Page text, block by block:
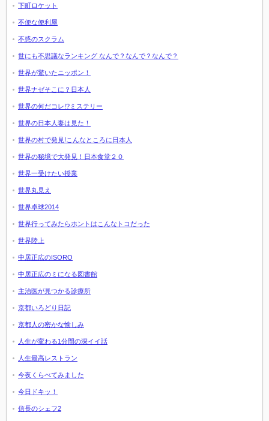
下町ロケット
不便な便利屋
不惑のスクラム
世にも不思議なランキング なんで？なんで？なんで？
世界が驚いたニッポン！
世界ナゼそこに？日本人
世界の何だコレ!?ミステリー
世界の日本人妻は見た！
世界の村で発見!こんなところに日本人
世界の秘境で大発見！日本食堂２０
世界一受けたい授業
世界丸見え
世界卓球2014
世界行ってみたらホントはこんなトコだった
世界陸上
中居正広のISORO
中居正広のミになる図書館
主治医が見つかる診療所
京都いろどり日記
京都人の密かな愉しみ
人生が変わる1分間の深イイ話
人生最高レストラン
今夜くらべてみました
今日ドキッ！
信長のシェフ2